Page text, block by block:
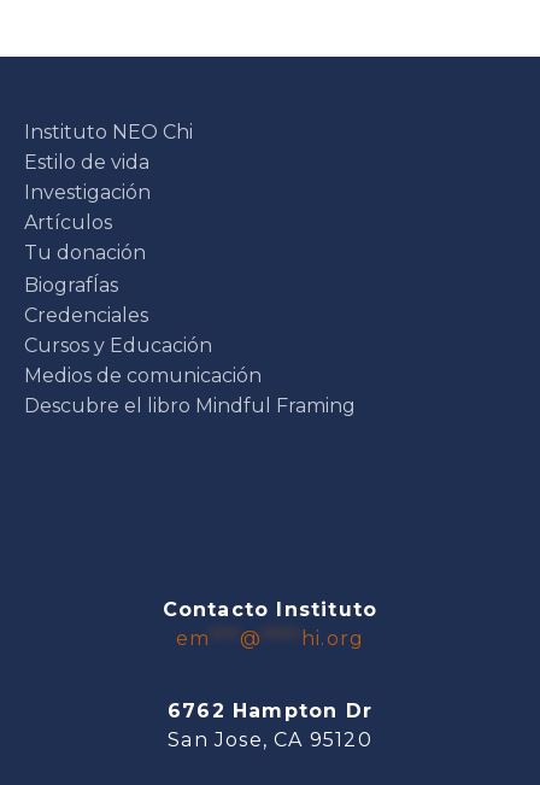
Instituto NEO Chi
Estilo de vida
Investigación
Artículos
Tu donación
BiografÍas
Credenciales
Cursos y Educación
Medios de comunicación
Descubre el libro Mindful Framing
Contacto Instituto
em
@ hi.org
6762 Hampton Dr
San Jose, CA 95120